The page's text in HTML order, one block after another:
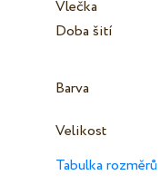
Vlečka
Doba šití
Barva
Velikost
Tabulka rozměrů